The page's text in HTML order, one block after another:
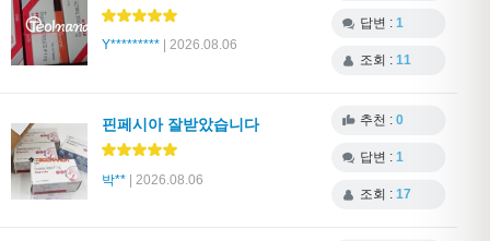
Y********* | 2026.08.06
답변 : 1
조회 : 11
핀페시아 잘받았습니다
박** | 2026.08.06
추천 : 0
답변 : 1
조회 : 17